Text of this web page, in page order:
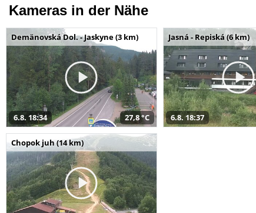
Kameras in der Nähe
Demänovská Dol. - Jaskyne (3 km)
6.8. 18:34 27,8 °C
Jasná - Repiská (6 km)
6.8. 18:37
Chopok juh (14 km)